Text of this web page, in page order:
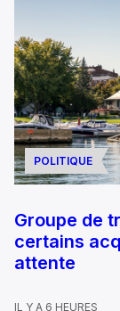
POLITIQUE
Groupe de
certains
attente
IL Y A 6 HEURES